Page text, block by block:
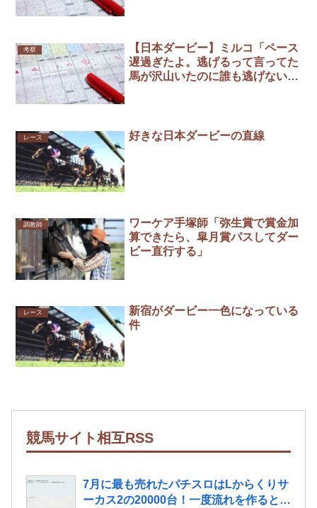
考察
【日本ダービー】ミルコ「ペース
遅過ぎたよ。逃げるって言ってた
馬が沢山いたのに誰も逃げない、
レース 好きな日本ダービーの直線
調教師
ワーケア手塚師「弥生賞で賞金加
算できたら、皐月賞パスしてダー
ビー直行する」
レース
新宿がダービー一色になっている
件
競馬サイト相互RSS
7月に最も売れたパチスロはLからくりサ
ーカス2の20000台！一度流れを作るとメ